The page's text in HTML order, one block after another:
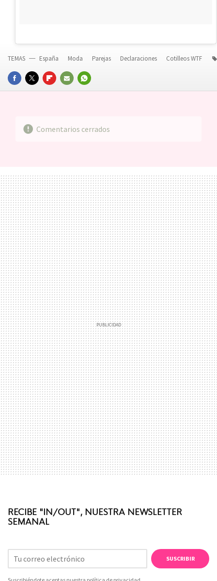
FACEBOOKTWITTERFLIPBOARD
E-
WHATSAPP
TEMAS España Moda Parejas Declaraciones Cotilleos WTF
Comentarios cerrados
RECIBE "IN/OUT", NUESTRA NEWSLETTER
SEMANAL
SUSCRIBIR